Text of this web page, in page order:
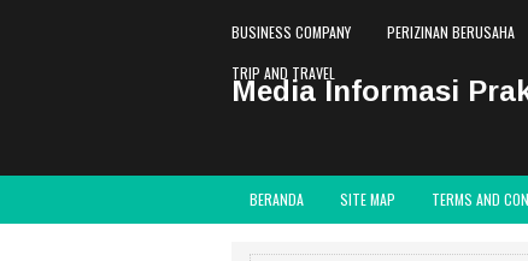
BUSINESS COMPANY PERIZINAN BERUSAHA
TRIP AND TRAVEL
Media Informasi
BERANDA SITE MAP TERMS AND